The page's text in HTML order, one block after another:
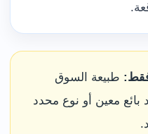
فقط: طبيعة السوق
معين أو نوع محدد